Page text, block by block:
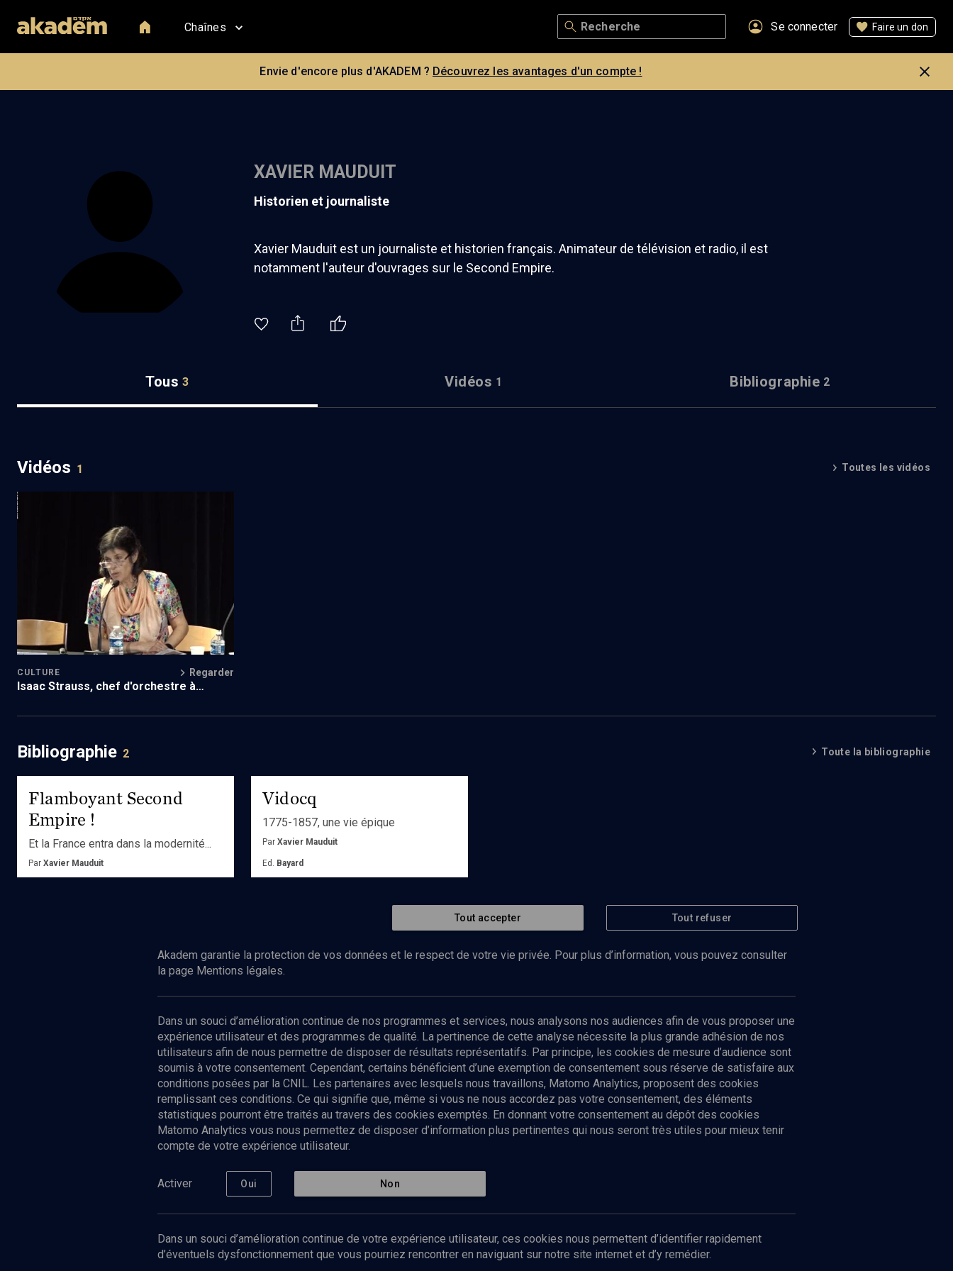
Chaînes Se connecter Faire un don
Envie d'encore plus d'AKADEM ? Découvrez les avantages d'un compte !
XAVIER MAUDUIT
historien et journaliste
Xavier Mauduit est un journaliste et historien français. Animateur de télévision et radio, il est
notamment l'auteur d'ouvrages sur le Second Empire.
Tous 3 Vidéos 1 Bibliographie 2
Vidéos 1 Toutes les vidéos
CULTURE Regarder
Isaac Strauss, chef d'orchestre à
Bibliographie 2 Toute la bibliographie
Flamboyant Second
Empire !
Et la France entra dans la modernité...
Par Xavier Mauduit
Vidocq
1775-1857, une vie épique
Par Xavier Mauduit
Ed. Bayard
Abonnez-vous à notre newsletter
Envoyer
Nos Chaines
Culture
Limoud
Université
Podcast
Politique de protection des données
personnelles
Mentions légales
Contact
Tout accepter Tout refuser
Akadem garantie la protection de vos données et le respect de votre vie privée. Pour plus d’information, vous pouvez consulter
la page Mentions légales.
Dans un souci d’amélioration continue de nos programmes et services, nous analysons nos audiences afin de vous proposer une
expérience utilisateur et des programmes de qualité. La pertinence de cette analyse nécessite la plus grande adhésion de nos
utilisateurs afin de nous permettre de disposer de résultats représentatifs. Par principe, les cookies de mesure d’audience sont
soumis à votre consentement. Cependant, certains bénéficient d’une exemption de consentement sous réserve de satisfaire aux
conditions posées par la CNIL. Les partenaires avec lesquels nous travaillons, Matomo Analytics, proposent des cookies
remplissant ces conditions. Ce qui signifie que, même si vous ne nous accordez pas votre consentement, des éléments
statistiques pourront être traités au travers des cookies exemptés. En donnant votre consentement au dépôt des cookies
Matomo Analytics vous nous permettez de disposer d’information plus pertinentes qui nous seront très utiles pour mieux tenir
compte de votre expérience utilisateur.
Activer Oui Non
Dans un souci d’amélioration continue de votre expérience utilisateur, ces cookies nous permettent d’identifier rapidement
d’éventuels dysfonctionnement que vous pourriez rencontrer en naviguant sur notre site internet et d’y remédier.